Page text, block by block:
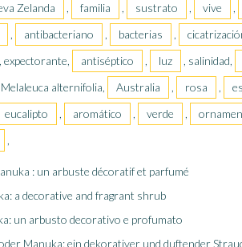
Zelanda , familia , sustrato , vive ,
, antibacteriano , bacterias ,
, expectorante, antiséptico , luz , salinidad,
Melaleuca alternifolia, Australia , rosa ,
eucalipto , aromático , verde ,
,
: un arbuste décoratif et parfumé
a decorative and fragrant shrub
un arbusto decorativo e profumato
Manuka: ein dekorativer und duftender